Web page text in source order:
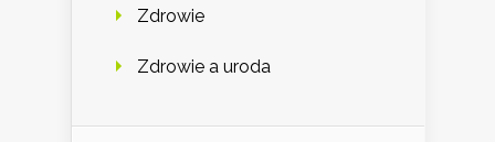
Zdrowie
Zdrowie a uroda